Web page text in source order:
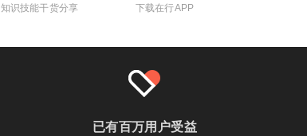
知识技能干货分享
下载在行APP
已有百万用户受益